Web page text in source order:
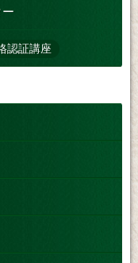
認証講座